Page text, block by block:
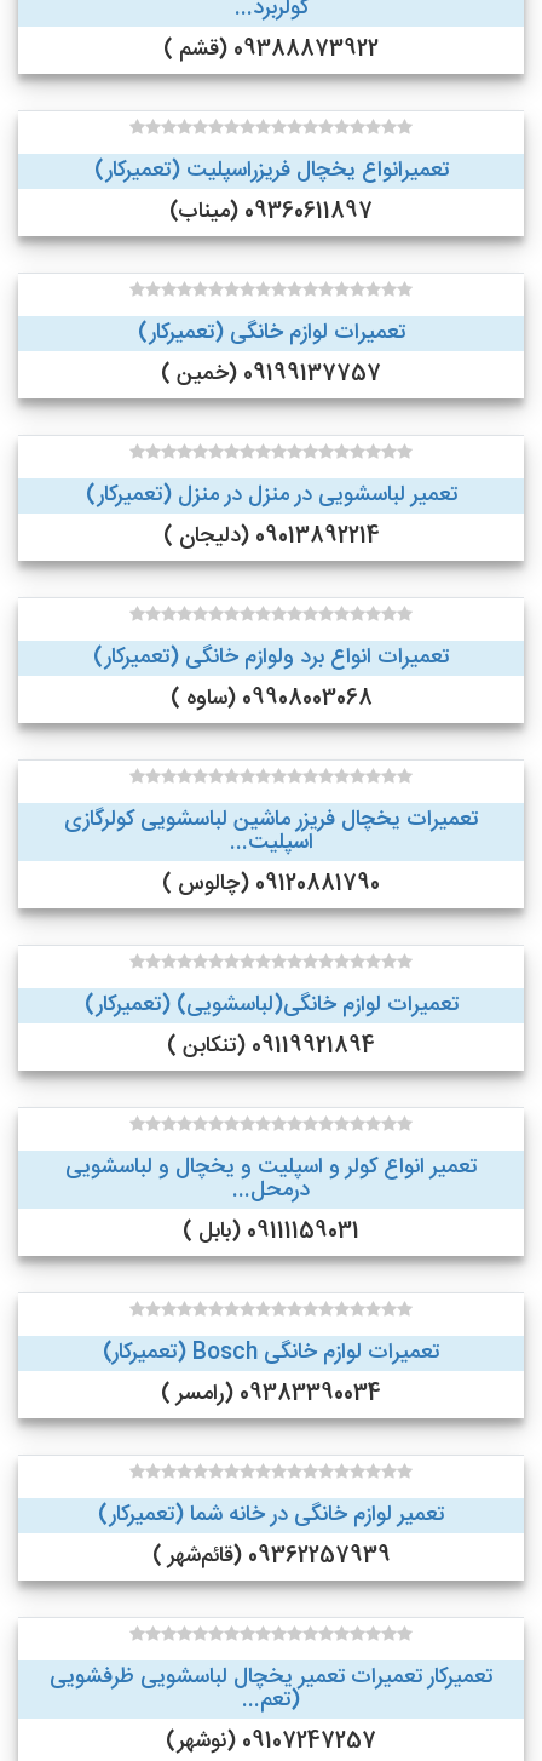
کولربرد...
09388873922 (قشم )
تعمیرانواع یخچال فریزراسپلیت (تعمیرکار)
09360611897 (میناب)
تعمیرات لوازم خانگی (تعمیرکار)
09199137757 (خمین )
تعمیر لباسشویی در منزل در منزل (تعمیرکار)
09013892214 (دلیجان )
تعمیرات انواع برد ولوازم خانگی (تعمیرکار)
09908003068 (ساوه )
تعمیرات یخچال فریزر ماشین لباسشویی کولرگازی
اسپلیت...
09120881790 (چالوس )
تعمیرات لوازم خانگی(لباسشویی) (تعمیرکار)
09119921894 (تنکابن )
تعمیر انواع کولر و اسپلیت و یخچال و لباسشویی
درمحل...
09111159031 (بابل )
تعمیرات لوازم خانگی Bosch (تعمیرکار)
09383390034 (رامسر )
تعمیر لوازم خانگی در خانه شما (تعمیرکار)
09362257939 (قائم‌شهر )
تعمیرکار تعمیرات تعمیر یخچال لباسشویی ظرفشویی
(تعم...
09107247257 (نوشهر)